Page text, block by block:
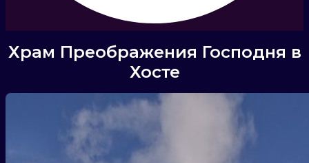
Храм Преображения Господня в
Хосте